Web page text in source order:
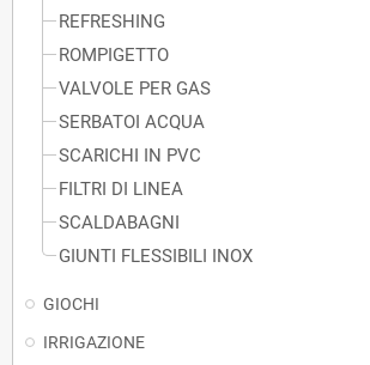
REFRESHING
ROMPIGETTO
VALVOLE PER GAS
SERBATOI ACQUA
SCARICHI IN PVC
FILTRI DI LINEA
SCALDABAGNI
GIUNTI FLESSIBILI INOX
GIOCHI
IRRIGAZIONE